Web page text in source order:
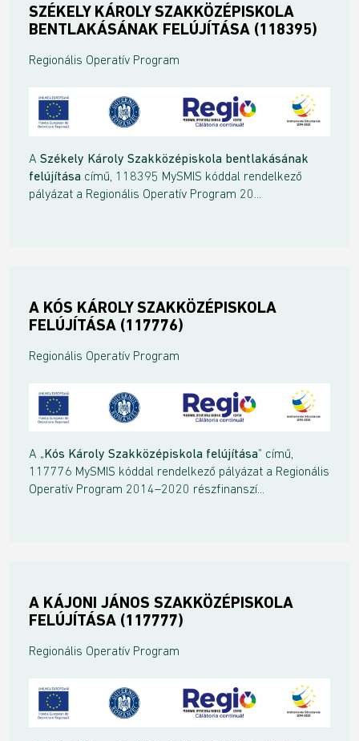
SZÉKELY KÁROLY SZAKKÖZÉPISKOLA
BENTLAKÁSÁNAK FELÚJÍTÁSA (118395)
Regionális Operatív Program
A Székely Károly Szakközépiskola bentlakásának
felújítása című, 118395 MySMIS kóddal rendelkező
pályázat a Regionális Operatív Program 20...
A KÓS KÁROLY SZAKKÖZÉPISKOLA
FELÚJÍTÁSA (117776)
Regionális Operatív Program
A „Kós Károly Szakközépiskola felújítása” című,
117776 MySMIS kóddal rendelkező pályázat a Regionális
Operatív Program 2014–2020 részfinanszí...
A KÁJONI JÁNOS SZAKKÖZÉPISKOLA
FELÚJÍTÁSA (117777)
Regionális Operatív Program